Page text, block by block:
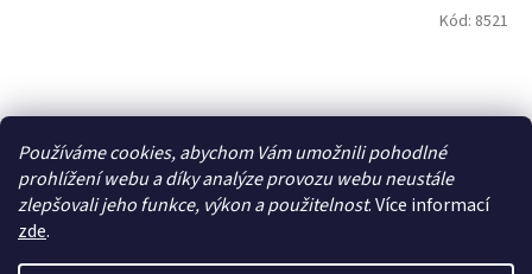
Používáme cookies, abychom Vám umožnili pohodlné
prohlížení webu a díky analýze provozu webu neustále
zlepšovali jeho funkce, výkon a použitelnost. Více informací
zde.
Kód: 8521